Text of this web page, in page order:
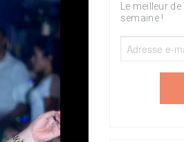
Le meilleur
semaine !